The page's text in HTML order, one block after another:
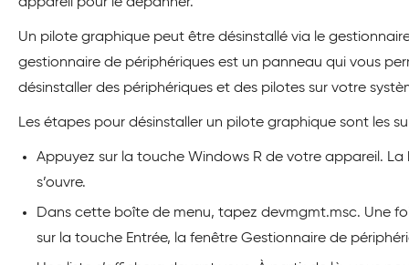
Un pilote graphique peut être désinstallé via le
gestionnaire de périphériques est un panneau qui vous
désinstaller des périphériques et des pilotes sur votre
Les étapes pour désinstaller un pilote graphique sont les
Appuyez sur la touche Windows R de votre appareil. La
s’ouvre.
Dans cette boîte de menu, tapez devmgmt.msc. Une
sur la touche Entrée, la fenêtre Gestionnaire de